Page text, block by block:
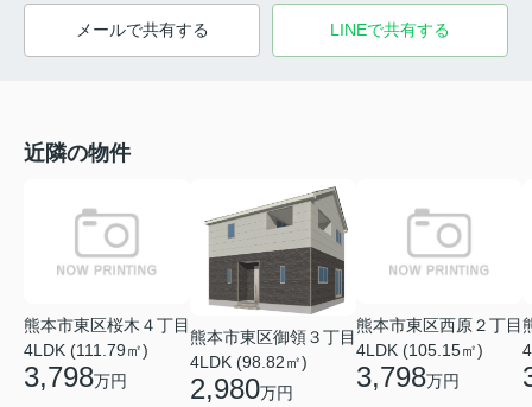
メールで共有する LINEで共有する
近隣の物件
熊本市東区桜木４丁目
4LDK (111.79㎡)
3,798万円
熊本市東区御領３丁目
4LDK (98.82㎡)
2,980万円
熊本市東区西原２丁目
4LDK (105.15㎡)
3,798万円